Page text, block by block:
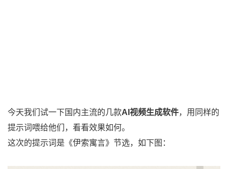
今天我们试一下国内主流的几款AI视频生成软件，用同样的
提示词喂给他们，看看效果如何。
这次的提示词是《伊索寓言》节选，如下图：